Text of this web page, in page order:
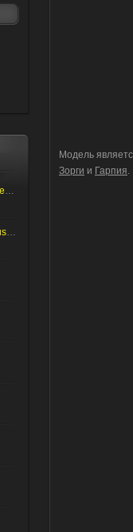
Модель
Зорги и Гарпия.
Serious Sam: The First Encounter - Internal Test
Что делать если не заходит в Serious editor